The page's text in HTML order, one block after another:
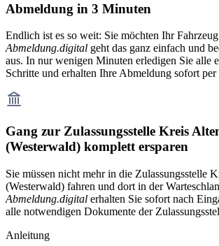
Abmeldung in 3 Minuten
Endlich ist es so weit: Sie möchten Ihr
Abmeldung.digital geht das ganz einfach und
aus. In nur wenigen Minuten erledigen Sie alle
Schritte und erhalten Ihre Abmeldung sofort
Gang zur Zulassungsstelle Kreis
(Westerwald) komplett ersparen
Sie müssen nicht mehr in die Zulassungsstelle
(Westerwald) fahren und dort in der
Abmeldung.digital erhalten Sie sofort nach
alle notwendigen Dokumente der
Anleitung